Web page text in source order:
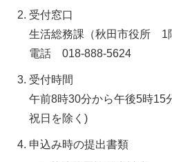
受付窓口
生活総務課（秋田市役所 1
電話 018-888-5624
受付時間
午前8時30分から午後5時15
祝日を除く)
申込み時の提出書類